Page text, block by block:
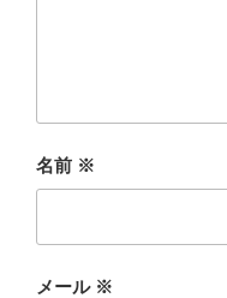
名前 ※
メール ※